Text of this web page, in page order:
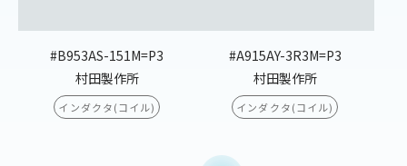
#B953AS-151M=P3
村田製作所
インダクタ(コイル)
#A915AY-3R3M=P3
村田製作所
インダクタ(コイル)